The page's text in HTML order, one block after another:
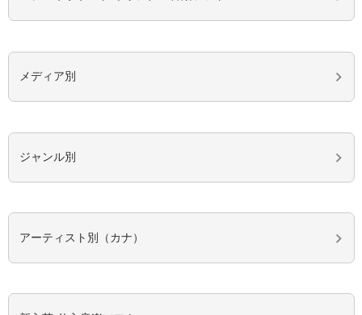
メディア別
ジャンル別
アーティスト別（カナ）